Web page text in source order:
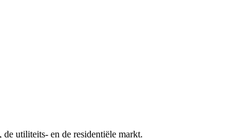
utiliteits- en de residentiële markt.